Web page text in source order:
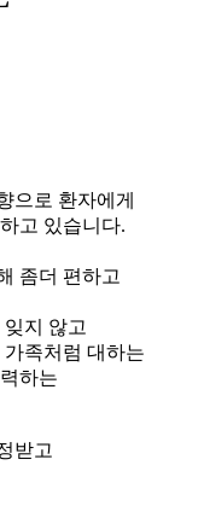
으로 환자에게
고 있습니다.
좀더 편하고
지 않고
족처럼 대하는
하는
받고